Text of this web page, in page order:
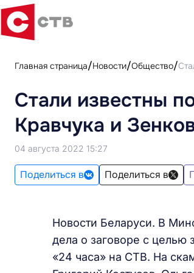
Главная страница Новости Общество
Стали известны
Кравчука и
04 августа 2022 15:27
Поделиться в Поделиться в
Новости Беларуси. В
дела о заговоре с целью
«24 часа» на СТВ. На